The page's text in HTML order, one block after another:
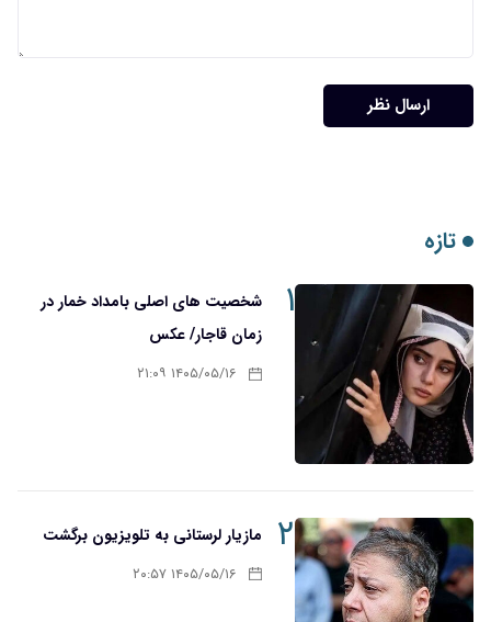
ارسال نظر
تازه
۱
شخصیت های اصلی بامداد خمار در
زمان قاجار/ عکس
۱۴۰۵/۰۵/۱۶ ۲۱:۰۹
۲ مازیار لرستانی به تلویزیون برگشت
۱۴۰۵/۰۵/۱۶ ۲۰:۵۷